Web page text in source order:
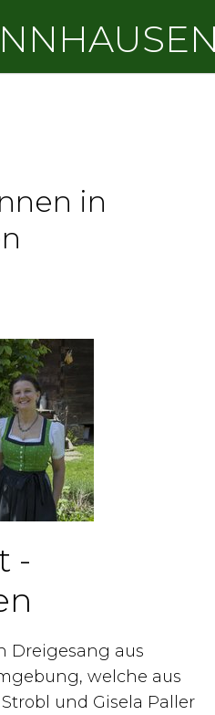
in
-
Dreigesang aus
welche aus
und Gisela Paller